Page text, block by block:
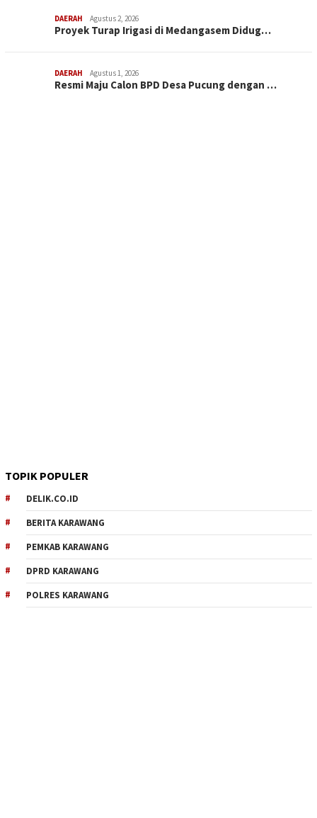
DAERAH Agustus 2, 2026
Proyek Turap Irigasi di Medangasem Didug…
DAERAH Agustus 1, 2026
Resmi Maju Calon BPD Desa Pucung dengan …
TOPIK POPULER
DELIK.CO.ID
BERITA KARAWANG
PEMKAB KARAWANG
DPRD KARAWANG
POLRES KARAWANG